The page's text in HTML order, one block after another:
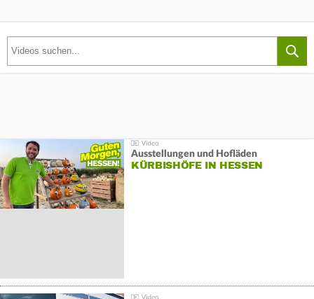
Ausstellungen und Hofläden
KÜRBISHÖFE IN HESSEN